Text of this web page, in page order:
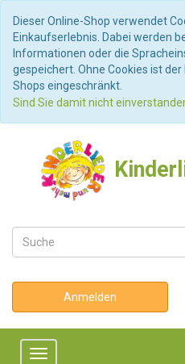
Dieser Online-Shop verwendet
Einkaufserlebnis. Dabei werden
Informationen oder die
gespeichert. Ohne Cookies ist
Shops eingeschränkt.
Sind Sie damit nicht
Anmelden
Toggle